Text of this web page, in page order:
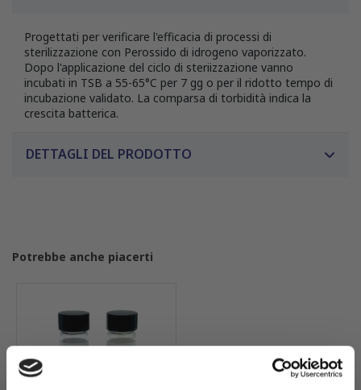
Progettati per verificare l'efficacia di processi di
sterilizzazione con Perossido di idrogeno vaporizzato.
Dopo l'applicazione del ciclo di steriizzazione vanno
incubati in TSB a 55-65°C per 7 gg o per il ridotto tempo di
incubazione validato. La comparsa di torbidità indica la
crescita batterica.
DETTAGLI DEL PRODOTTO
Potrebbe anche piacerti